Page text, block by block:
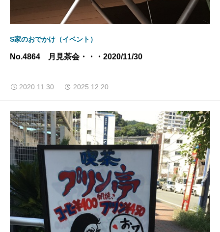
S家のおでかけ（イベント）
No.4864 月見茶会・・・2020/11/30
2020.11.30 2025.12.20